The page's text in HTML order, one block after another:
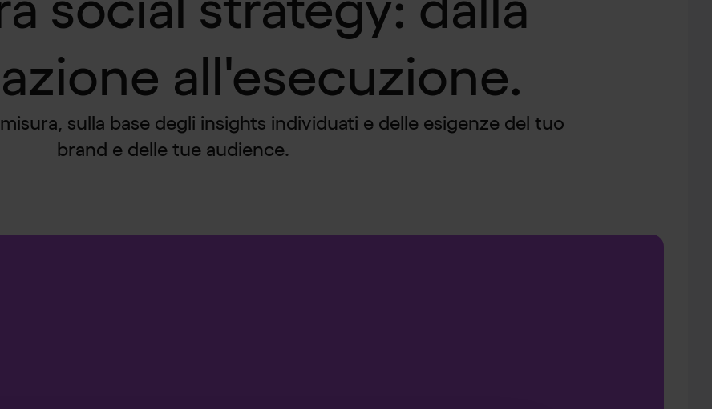
all'esecuzione.
sulla base degli insights individuati e delle esigenze del tuo
brand e delle tue audience.